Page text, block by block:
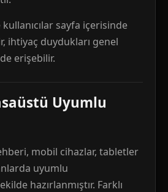
kullanıcılar sayfa içerisinde
ihtiyaç duydukları genel
erişebilir.
Uyumlu
mobil cihazlar, tabletler
uyumlu
hazırlanmıştır. Farklı